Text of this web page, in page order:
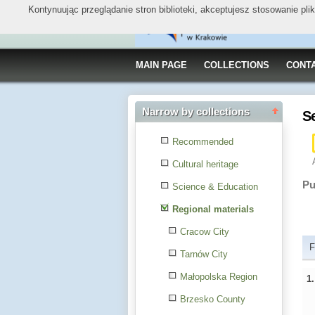
MAIN PAGE COLLECTIONS
Narrow by collections
Recommended
Cultural heritage
Science & Education
Regional materials
Cracow City
Tarnów City
Małopolska Region
Brzesko County
1.
Kontynuując przeglądanie stron biblioteki, akceptujesz stosowanie